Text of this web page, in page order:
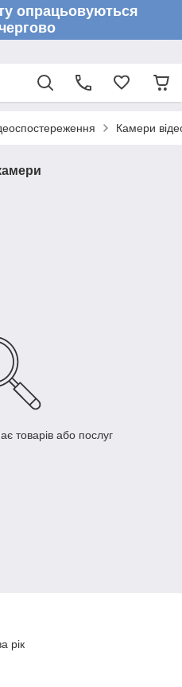
опрацьовуються
Камери
товарів або послуг
рік